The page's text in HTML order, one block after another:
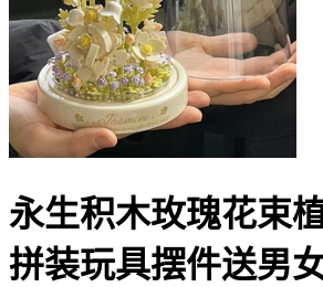
永生积木玫瑰花束
拼装玩具摆件送男